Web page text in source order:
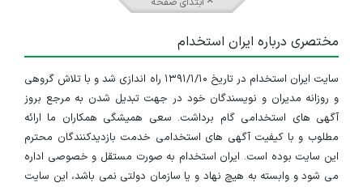
مختصری درباره ایران استخدام
سایت ایران استخدام در تاریخ ۱۳۹۱/۱/۱۰ راه اندازی شد و با تلاش گروهی
و روزانه مدیران و نویسندگان خود در جهت تبدیل شدن به مرجع بروز
آگهی های استخدامی گام برداشت. سعی همیشگی همکاران ما ارائه
مطلوب و با کیفیت آگهی های استخدامی خدمت بازدیدکنندگان محترم
این سایت بوده است. ایران استخدام به صورت مستقل و خصوصی اداره
می شود و وابسته به هیچ نهاد و یا سازمان دولتی نمی باشد، این سایت